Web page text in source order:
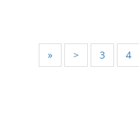
« < 3 4